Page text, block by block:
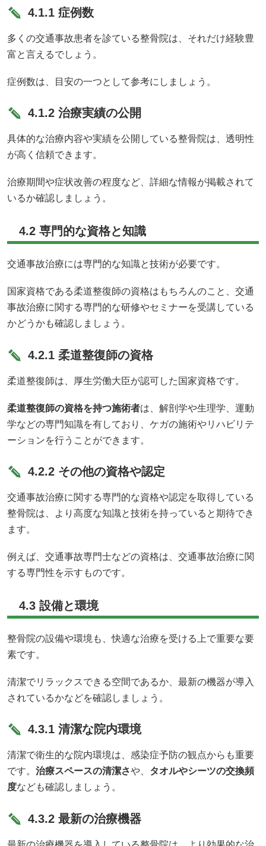
4.1.1 症例数
多くの交通事故患者を診ている整骨院は、それだけ経験豊
富と言えるでしょう。
症例数は、目安の一つとして参考にしましょう。
4.1.2 治療実績の公開
具体的な治療内容や実績を公開している整骨院は、透明性
が高く信頼できます。
治療期間や症状改善の程度など、詳細な情報が掲載されて
いるか確認しましょう。
4.2 専門的な資格と知識
交通事故治療には専門的な知識と技術が必要です。
国家資格である柔道整復師の資格はもちろんのこと、交通
事故治療に関する専門的な研修やセミナーを受講している
かどうかも確認しましょう。
4.2.1 柔道整復師の資格
柔道整復師は、厚生労働大臣が認可した国家資格です。
柔道整復師の資格を持つ施術者は、解剖学や生理学、運動
学などの専門知識を有しており、ケガの施術やリハビリテ
ーションを行うことができます。
4.2.2 その他の資格や認定
交通事故治療に関する専門的な資格や認定を取得している
整骨院は、より高度な知識と技術を持っていると期待でき
ます。
例えば、交通事故専門士などの資格は、交通事故治療に関
する専門性を示すものです。
4.3 設備と環境
整骨院の設備や環境も、快適な治療を受ける上で重要な要
素です。
清潔でリラックスできる空間であるか、最新の機器が導入
されているかなどを確認しましょう。
4.3.1 清潔な院内環境
清潔で衛生的な院内環境は、感染症予防の観点からも重要
です。 治療スペースの清潔さや、 タオルやシーツの交換頻
度なども確認しましょう。
4.3.2 最新の治療機器